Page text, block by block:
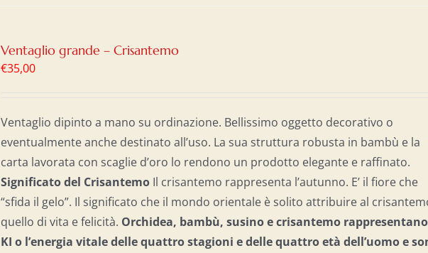
Ventaglio grande – Crisantemo
€35,00
Ventaglio dipinto a mano su ordinazione. Bellissimo oggetto decorativo o
eventualmente anche destinato all’uso. La sua struttura robusta in bambù e la
carta lavorata con scaglie d’oro lo rendono un prodotto elegante e raffinato.
Significato del Crisantemo Il crisantemo rappresenta l’autunno. E’ il fiore che
“sfida il gelo”. Il significato che il mondo orientale è solito attribuire al
quello di vita e felicità. Orchidea, bambù, susino e crisantemo
KI o l’energia vitale delle quattro stagioni e delle quattro età dell’uomo e